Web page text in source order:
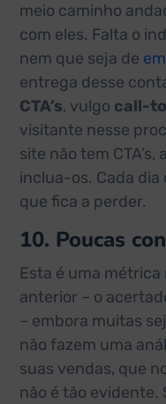
meio caminho
com eles. Falta o
nem que seja de
entrega desse
CTA’s, vulgo call-
visitante nesse
site não tem
inclua-os. Cada dia
que fica a perder.
10. Poucas
Esta é uma métrica
anterior – o
– embora muitas
não fazem uma
suas vendas, que
não é tão evidente.